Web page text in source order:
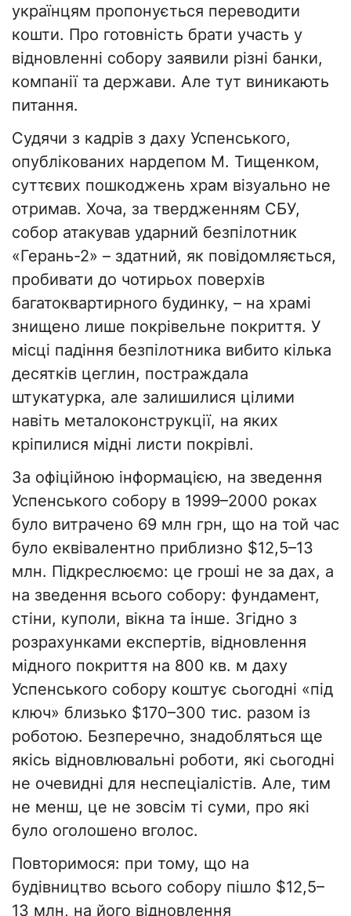
українцям пропонується переводити
кошти. Про готовність брати участь у
відновленні собору заявили різні банки,
компанії та держави. Але тут виникають
питання.
Судячи з кадрів з даху Успенського,
опублікованих нардепом М. Тищенком,
суттєвих пошкоджень храм візуально не
отримав. Хоча, за твердженням СБУ,
собор атакував ударний безпілотник
«Герань-2» – здатний, як повідомляється,
пробивати до чотирьох поверхів
багатоквартирного будинку, – на храмі
знищено лише покрівельне покриття. У
місці падіння безпілотника вибито кілька
десятків цеглин, постраждала
штукатурка, але залишилися цілими
навіть металоконструкції, на яких
кріпилися мідні листи покрівлі.
За офіційною інформацією, на зведення
Успенського собору в 1999–2000 роках
було витрачено 69 млн грн, що на той час
було еквівалентно приблизно $12,5–13
млн. Підкреслюємо: це гроші не за дах, а
на зведення всього собору: фундамент,
стіни, куполи, вікна та інше. Згідно з
розрахунками експертів, відновлення
мідного покриття на 800 кв. м даху
Успенського собору коштує сьогодні «під
ключ» близько $170–300 тис. разом із
роботою. Безперечно, знадобляться ще
якісь відновлювальні роботи, які сьогодні
не очевидні для неспеціалістів. Але, тим
не менш, це не зовсім ті суми, про які
було оголошено вголос.
Повторимося: при тому, що на
будівництво всього собору пішло $12,5–
13 млн, на його відновлення